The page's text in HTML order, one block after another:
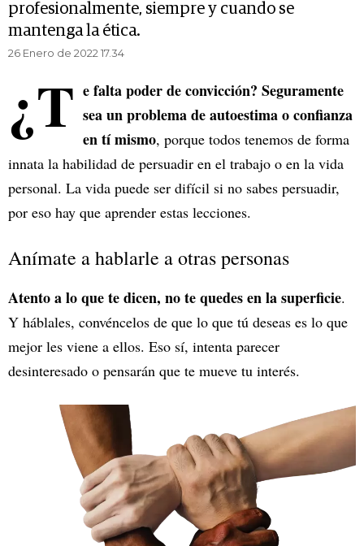
profesionalmente, siempre y cuando se
mantenga la ética.
26 Enero de 2022 17.34
¿T e falta poder de convicción? Seguramente
sea un problema de autoestima o confianza
en tí mismo, porque todos tenemos de forma
innata la habilidad de persuadir en el trabajo o en la vida
personal. La vida puede ser difícil si no sabes persuadir,
por eso hay que aprender estas lecciones.
Anímate a hablarle a otras personas
Atento a lo que te dicen, no te quedes en la superficie.
Y háblales, convéncelos de que lo que tú deseas es lo que
mejor les viene a ellos. Eso sí, intenta parecer
desinteresado o pensarán que te mueve tu interés.